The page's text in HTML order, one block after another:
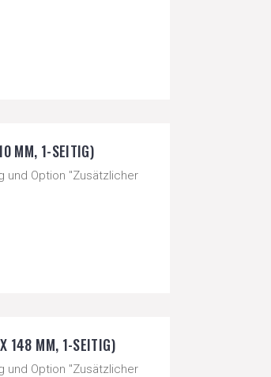
MM, 1-SEITIG)
und Option "Zusätzlicher
148 MM, 1-SEITIG)
und Option "Zusätzlicher